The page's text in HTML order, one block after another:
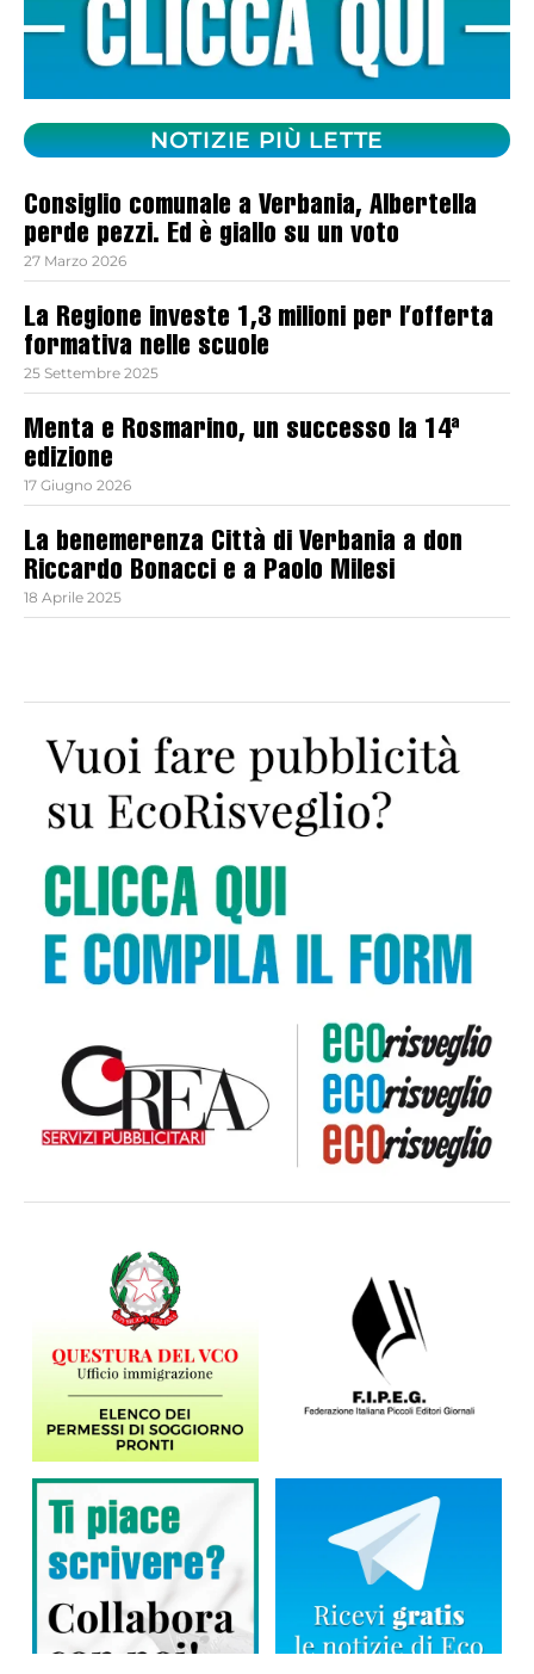
NOTIZIE PIÙ LETTE
Consiglio comunale a Verbania, Albertella
perde pezzi. Ed è giallo su un voto
27 Marzo 2026
La Regione investe 1,3 milioni per l’offerta
formativa nelle scuole
25 Settembre 2025
Menta e Rosmarino, un successo la 14ª
edizione
17 Giugno 2026
La benemerenza Città di Verbania a don
Riccardo Bonacci e a Paolo Milesi
18 Aprile 2025